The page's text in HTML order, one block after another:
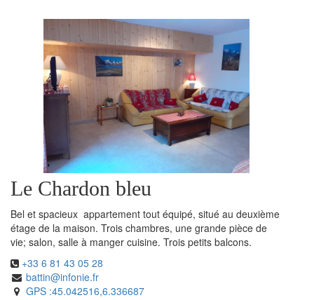
Le Chardon bleu
Bel et spacieux appartement tout équipé, situé au deuxième
étage de la maison. Trois chambres, une grande pièce de
vie; salon, salle à manger cuisine. Trois petits balcons.
+33 6 81 43 05 28
battin@infonie.fr
GPS :45.042516,6.336687